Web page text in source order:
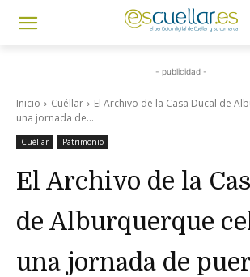
- publicidad -
Inicio Cuéllar
El Archivo de la Casa Ducal de
una jornada de...
Cuéllar Patrimonio
El Archivo de la
de Alburquerque
una jornada de